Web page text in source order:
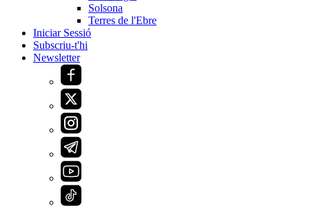
Solsona
Terres de l'Ebre
Iniciar Sessió
Subscriu-t'hi
Newsletter